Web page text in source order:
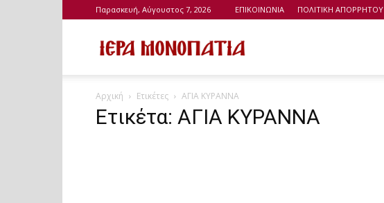
Παρασκευή, Αύγουστος 7, 2026 ΕΠΙΚΟΙΝΩΝΙΑ ΠΟΛΙΤΙΚΗ ΑΠΟΡΡΗΤΟΥ
Αρχική Ετικέτες ΑΓΙΑ ΚΥΡΑΝΝΑ
Ετικέτα: ΑΓΙΑ ΚΥΡΑΝΝΑ